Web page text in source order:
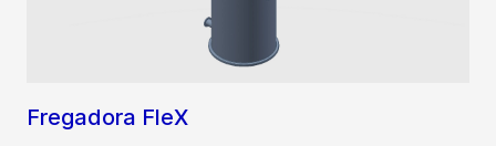
Fregadora FleX